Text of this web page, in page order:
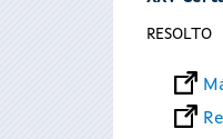
RESOLTO